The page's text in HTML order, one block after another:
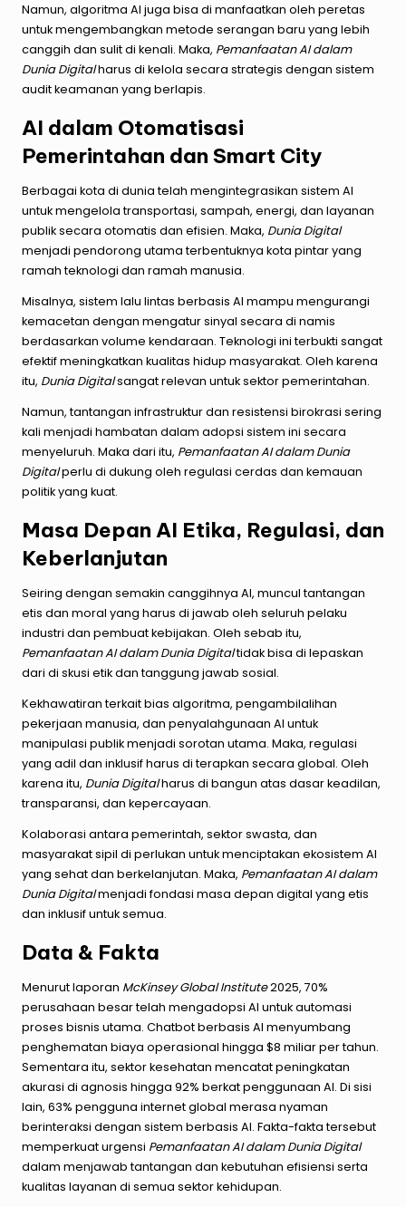
Namun, algoritma AI juga bisa di manfaatkan oleh peretas
untuk mengembangkan metode serangan baru yang lebih
canggih dan sulit di kenali. Maka, Pemanfaatan AI dalam
Dunia Digitalharus di kelola secara strategis dengan sistem
audit keamanan yang berlapis.
AI dalam Otomatisasi
Pemerintahan dan Smart City
Berbagai kota di dunia telah mengintegrasikan sistem AI
untuk mengelola transportasi, sampah, energi, dan layanan
publik secara otomatis dan efisien. Maka, Dunia Digital
menjadi pendorong utama terbentuknya kota pintar yang
ramah teknologi dan ramah manusia.
Misalnya, sistem lalu lintas berbasis AI mampu mengurangi
kemacetan dengan mengatur sinyal secara di namis
berdasarkan volume kendaraan. Teknologi ini terbukti sangat
efektif meningkatkan kualitas hidup masyarakat. Oleh karena
itu, Dunia Digitalsangat relevan untuk sektor pemerintahan.
Namun, tantangan infrastruktur dan resistensi birokrasi sering
kali menjadi hambatan dalam adopsi sistem ini secara
menyeluruh. Maka dari itu, Pemanfaatan AI dalam Dunia
Digitalperlu di dukung oleh regulasi cerdas dan kemauan
politik yang kuat.
Masa Depan AI Etika, Regulasi, dan
Keberlanjutan
Seiring dengan semakin canggihnya AI, muncul tantangan
etis dan moral yang harus di jawab oleh seluruh pelaku
industri dan pembuat kebijakan. Oleh sebab itu,
Pemanfaatan AI dalam Dunia Digitaltidak bisa di lepaskan
dari di skusi etik dan tanggung jawab sosial.
Kekhawatiran terkait bias algoritma, pengambilalihan
pekerjaan manusia, dan penyalahgunaan AI untuk
manipulasi publik menjadi sorotan utama. Maka, regulasi
yang adil dan inklusif harus di terapkan secara global. Oleh
karena itu, Dunia Digitalharus di bangun atas dasar keadilan,
transparansi, dan kepercayaan.
Kolaborasi antara pemerintah, sektor swasta, dan
masyarakat sipil di perlukan untuk menciptakan ekosistem AI
yang sehat dan berkelanjutan. Maka, Pemanfaatan AI dalam
Dunia Digitalmenjadi fondasi masa depan digital yang etis
dan inklusif untuk semua.
Data & Fakta
Menurut laporan McKinsey Global Institute2025, 70%
perusahaan besar telah mengadopsi AI untuk automasi
proses bisnis utama. Chatbot berbasis AI menyumbang
penghematan biaya operasional hingga $8 miliar per tahun.
Sementara itu, sektor kesehatan mencatat peningkatan
akurasi di agnosis hingga 92% berkat penggunaan AI. Di sisi
lain, 63% pengguna internet global merasa nyaman
berinteraksi dengan sistem berbasis AI. Fakta-fakta tersebut
memperkuat urgensi Pemanfaatan AI dalam Dunia Digital
dalam menjawab tantangan dan kebutuhan efisiensi serta
kualitas layanan di semua sektor kehidupan.